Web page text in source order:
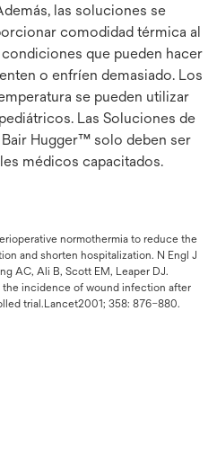
las soluciones se
comodidad térmica al
que pueden hacer
o enfríen demasiado. Los
se pueden utilizar
Las Soluciones de
Hugger™ solo deben ser
médicos capacitados.
normothermia to reduce the
and shorten hospitalization. N Engl J
AC, Ali B, Scott EM, Leaper DJ.
the incidence of wound infection after
trial.Lancet2001; 358: 876–880.